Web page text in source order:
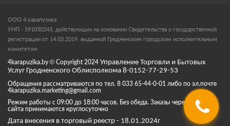
ООО 4 карапузика
УНП - 591030243, действующих на основании Свидетельства о государственной
регистрации от 14.03.2019, выданной Гродненским городским исполнительным
комитетом
4karapuzika.by © Copyright 2024 Управление Торговли и Бытовых
Услуг Гродненского Облисполкома 8-0152-77-29-53
Обращения рассматриваются по тел. 8 033 65-44-0-01 либо по эл.почте
4karapuzika.marketing@gmail.com
Режим работы с 09:00 до 18:00 часов. Без обеда. Заказы через корзину
сайта принимаются круглосуточно
Дата внесения в торговый реестр - 18.01.2024г